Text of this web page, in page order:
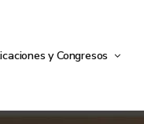
y Congresos